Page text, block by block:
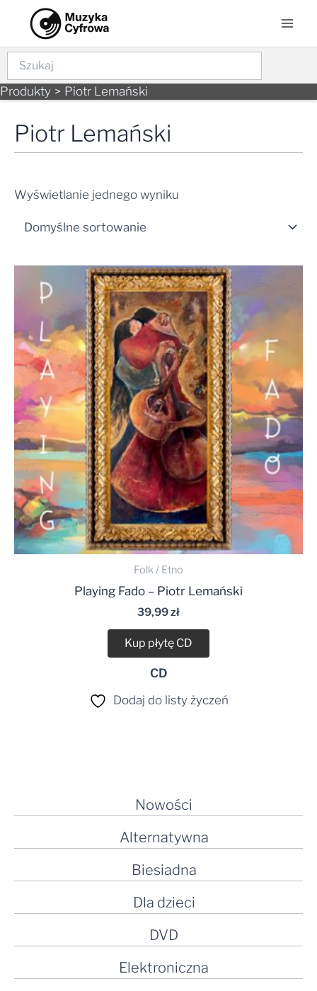
content
Szukaj
Produkty Piotr Lemański
Nowości
Alternatywna
Biesiadna
Dla dzieci
DVD
Elektroniczna
Piotr Lemański
Wyświetlanie jednego wyniku
Folk / Etno
Playing Fado – Piotr Lemański
39,99zł
Kup płytę CD
CD
Dodaj do listy życzeń